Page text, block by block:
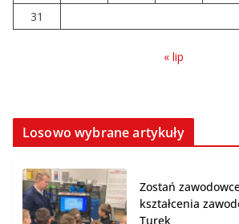
31
« lip
Losowo wybrane artykuły
Zostań
kształcenia
Turek